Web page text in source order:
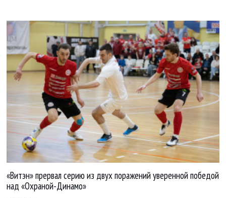
«Витэн» прервал серию из двух поражений уверенной победой
над «Охраной-Динамо»